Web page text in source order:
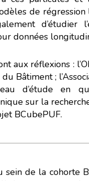
de régression
d’étudier
données
aux réflexions :
Bâtiment ;
d’étude en
sur la
BCubePUF.
sein de la cohorte